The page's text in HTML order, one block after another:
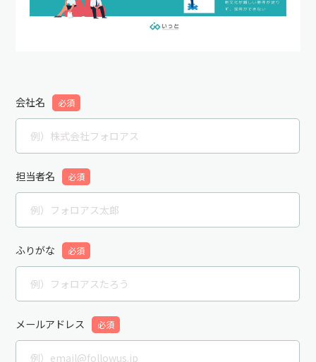
会社名 必須
担当者名 必須
ふりがな 必須
メールアドレス 必須